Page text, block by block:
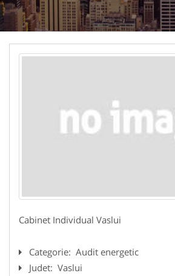
Cabinet Individual Vaslui
Categorie: Audit energetic
Judet: Vaslui